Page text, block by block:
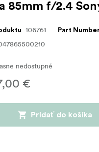
85mm f/2.4
106761 Part Number
nedostupné
€
Pridať do košíka